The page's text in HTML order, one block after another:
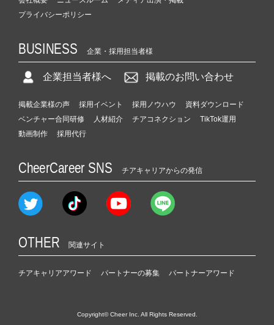
プライバシーポリシー
BUSINESS 企業・採用担当者様
企業担当者様へ 掲載のお問い合わせ
掲載企業様の声 採用イベント 採用ノウハウ
資料ダウンロード
ベンチャー合同研修
人材紹介 チアコネクション
TikTok運用
動画制作
採用代行
CheerCareer SNS チアキャリアからの発信
OTHER 関連サイト
チアキャリアアワード パートナーの募集 パートナーアワード
Copyright© Cheer Inc. All Rights Reserved.